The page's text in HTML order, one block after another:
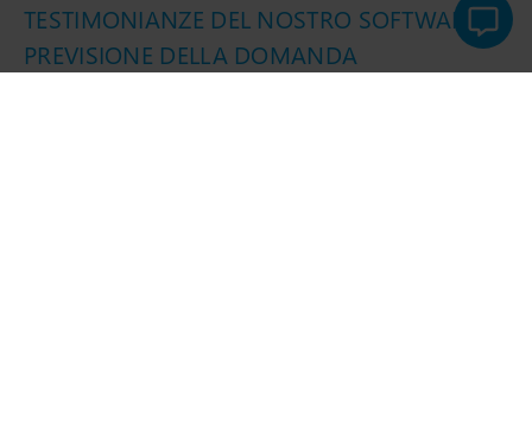
TESTIMONIANZE DEL NOSTRO SOFTWARE DI
PREVISIONE DELLA DOMANDA